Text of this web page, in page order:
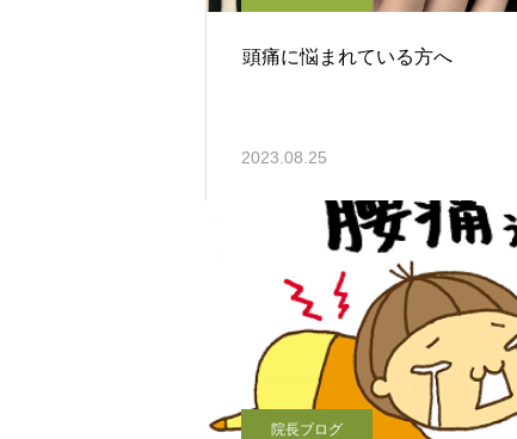
頭痛に悩まれている方へ
2023.08.25
院長ブログ